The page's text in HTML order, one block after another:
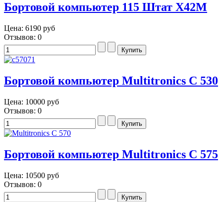
Бортовой компьютер 115 Штат Х42М
Цена: 6190 руб
Отзывов: 0
Бортовой компьютер Multitronics C 530
Цена: 10000 руб
Отзывов: 0
Бортовой компьютер Multitronics C 575
Цена: 10500 руб
Отзывов: 0